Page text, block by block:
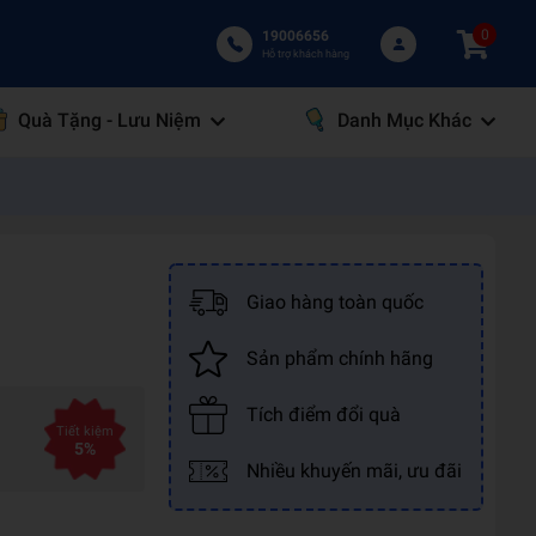
19006656
Hỗ trợ khách hàng
0
Quà Tặng - Lưu Niệm Danh Mục Khác
Tiết kiệm
5%
Giao hàng toàn quốc
Sản phẩm chính hãng
Tích điểm đổi quà
Nhiều khuyến mãi, ưu đãi